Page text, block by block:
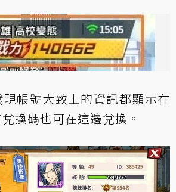
帳號大致上的資訊都顯示在
換碼也可在這邊兌換。